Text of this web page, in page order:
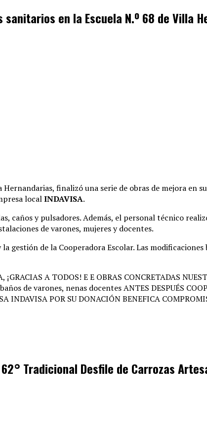
en la Escuela N.º 68 de Villa
Hernandarias, finalizó una serie de obras de mejora en
localINDAVISA.
caños y pulsadores. Además, el personal técnico
de varones, mujeres y docentes.
gestión de la Cooperadora Escolar. Las
Tradicional Desfile de Carrozas